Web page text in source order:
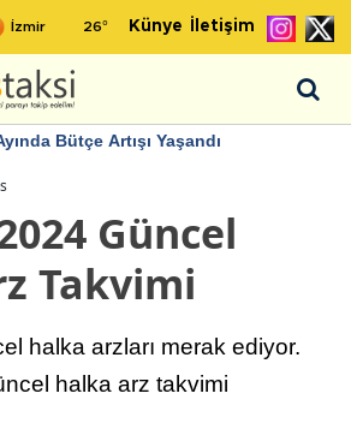
26° Künye İletişim
Bütçe Artışı Yaşandı
Güncel
Takvimi
halka arzları merak ediyor.
halka arz takvimi